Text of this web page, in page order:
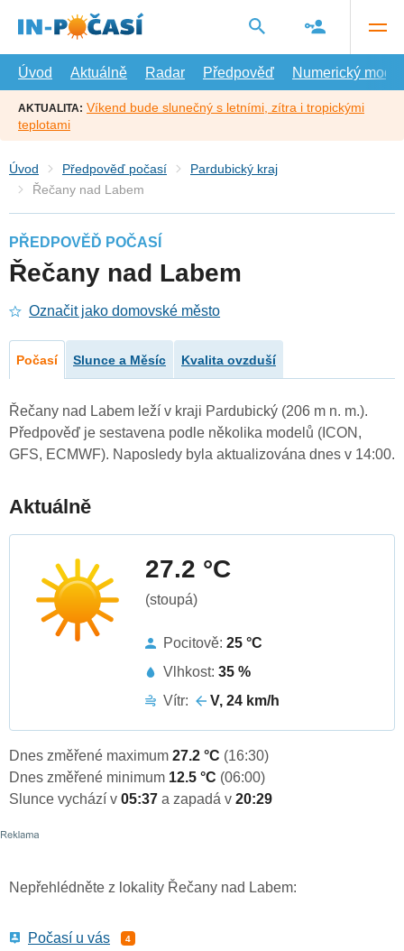
hlavní
Úvod
Aktuálně Radar Předpověď Numerický model
AKTUALITA: Víkend bude slunečný s letními, zítra i tropickými
teplotami
Úvod Předpověď počasí
Pardubický kraj
Řečany nad Labem
PŘEDPOVĚĎ POČASÍ
Řečany nad Labem
Označit jako domovské město
Počasí Slunce a Měsíc Kvalita ovzduší
Řečany nad Labem leží v kraji Pardubický (206 m n. m.).
Předpověď je sestavena podle několika modelů (ICON,
GFS, ECMWF). Naposledy byla aktualizována dnes v 14:00.
Aktuálně
27.2 °C
(stoupá)
Pocitově: 25 °C
Vlhkost: 35 %
Vítr:
V, 24 km/h
Dnes změřené maximum 27.2 °C (16:30)
Dnes změřené minimum 12.5 °C (06:00)
Slunce vychází v 05:37 a zapadá v 20:29
Nepřehlédněte z lokality Řečany nad Labem:
Počasí u vás 4